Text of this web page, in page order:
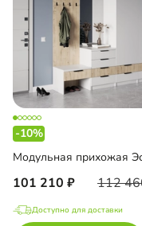
-10%
Модульная прихожая
101 210 112
Доступно для доставки